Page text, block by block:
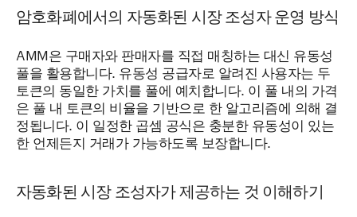
암호화폐에서의 자동화된 시장 조성자 운영 방식
AMM은 구매자와 판매자를 직접 매칭하는 대신 유동성
풀을 활용합니다. 유동성 공급자로 알려진 사용자는 두
토큰의 동일한 가치를 풀에 예치합니다. 이 풀 내의 가격
은 풀 내 토큰의 비율을 기반으로 한 알고리즘에 의해 결
정됩니다. 이 일정한 곱셈 공식은 충분한 유동성이 있는
한 언제든지 거래가 가능하도록 보장합니다.
자동화된 시장 조성자가 제공하는 것 이해하기